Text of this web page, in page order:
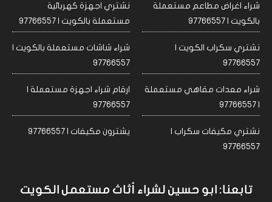
شراء اغراض مطاعم مستعملة
بالكويت | 97766557
نشتري اجهزة كهربائية
مستعملة بالكويت | 97766557
نشتري سكراب الكويت |
97766557
شراء شاشات مستعملة بالكويت |
97766557
شراء معدات مقاهي مستعملة
| 97766557
ارقام شراء اجهزة مستعملة |
97766557
نشتري مكيفات سكراب |
97766557
يشترون مكيفات | 97766557
تابعنا: ابو حسين لشراء أثاث مستعمل الكويت